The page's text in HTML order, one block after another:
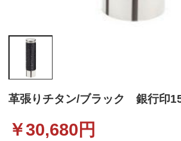
革張りチタン/ブラック 銀行印
￥30,680 円